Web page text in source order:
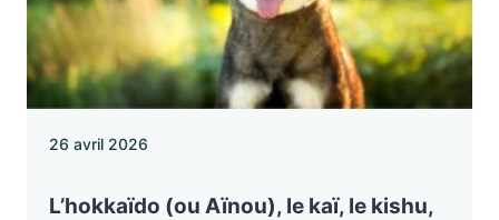
26 avril 2026
L’hokkaïdo (ou Aïnou), le kaï, le kishu,